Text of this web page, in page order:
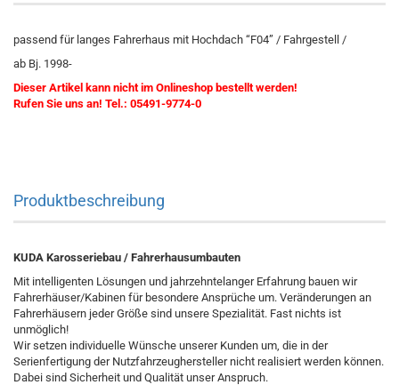
passend für langes Fahrerhaus mit Hochdach “F04” / Fahrgestell /
ab Bj. 1998-
Dieser Artikel kann nicht im Onlineshop bestellt werden!
Rufen Sie uns an! Tel.: 05491-9774-0
Produktbeschreibung
KUDA Karosseriebau / Fahrerhausumbauten
Mit intelligenten Lösungen und jahrzehntelanger Erfahrung bauen wir
Fahrerhäuser/Kabinen für besondere Ansprüche um. Veränderungen an
Fahrerhäusern jeder Größe sind unsere Spezialität. Fast nichts ist
unmöglich!
Wir setzen individuelle Wünsche unserer Kunden um, die in der
Serienfertigung der Nutzfahrzeughersteller nicht realisiert werden können.
Dabei sind Sicherheit und Qualität unser Anspruch.